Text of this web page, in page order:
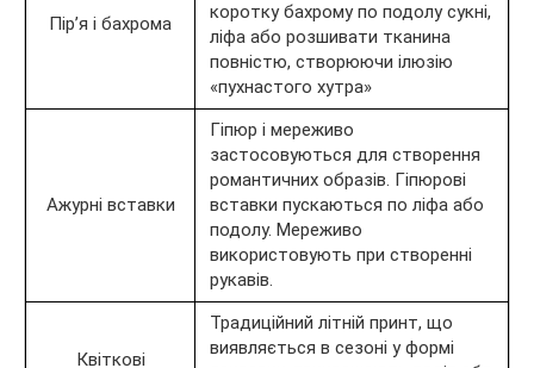
Пір’я і бахрома
коротку бахрому по подолу сукні,
ліфа або розшивати тканина
повністю, створюючи ілюзію
«пухнастого хутра»
Ажурні вставки
Гіпюр і мереживо
застосовуються для створення
романтичних образів. Гіпюрові
вставки пускаються по ліфа або
подолу. Мереживо
використовують при створенні
рукавів.
Квіткові
Традиційний літній принт, що
виявляється в сезоні у формі